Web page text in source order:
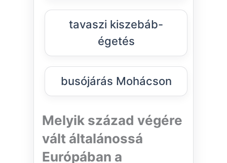
tavaszi kiszebáb-
égetés
busójárás Mohácson
Melyik század végére
vált általánossá
Európában a